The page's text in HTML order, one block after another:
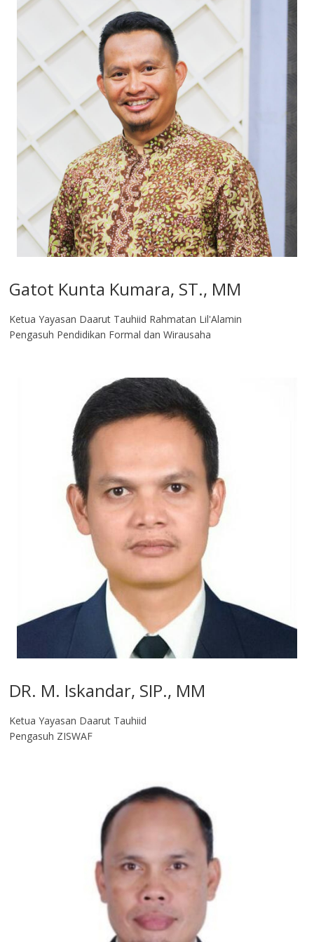
Gatot Kunta Kumara, ST., MM
Ketua Yayasan Daarut Tauhiid Rahmatan Lil'Alamin
Pengasuh Pendidikan Formal dan Wirausaha
DR. M. Iskandar, SIP., MM
Ketua Yayasan Daarut Tauhiid
Pengasuh ZISWAF